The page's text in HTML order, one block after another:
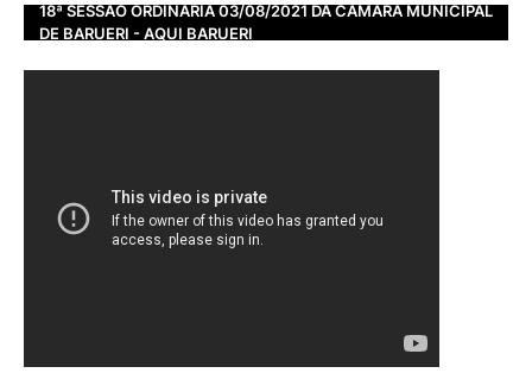
18ª SESSÃO ORDINÁRIA 03/08/2021 DA CÂMARA MUNICIPAL
DE BARUERI - AQUI BARUERI